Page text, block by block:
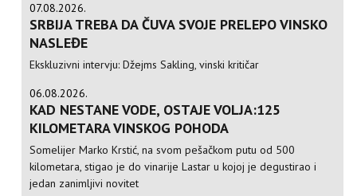
07.08.2026.
SRBIJA TREBA DA ČUVA SVOJE PRELEPO VINSKO
NASLEĐE
Ekskluzivni intervju: Džejms Sakling, vinski kritičar
06.08.2026.
KAD NESTANE VODE, OSTAJE VOLJA:125
KILOMETARA VINSKOG POHODA
Somelijer Marko Krstić, na svom pešačkom putu od 500
kilometara, stigao je do vinarije Lastar u kojoj je degustirao i
jedan zanimljivi novitet